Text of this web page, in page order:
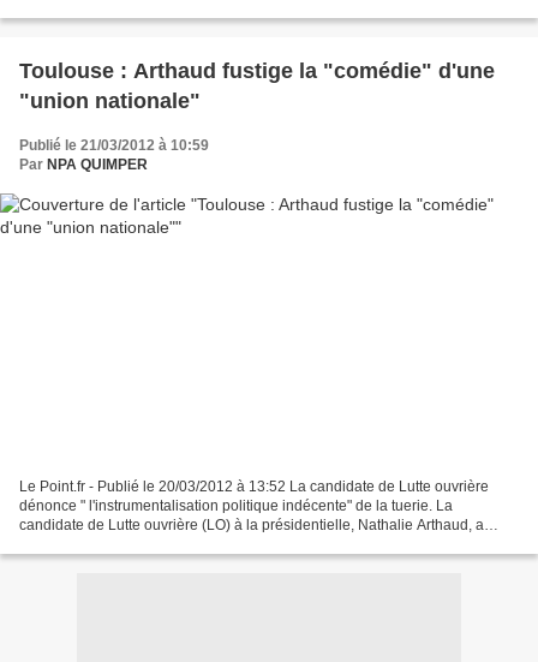
Toulouse : Arthaud fustige la "comédie" d'une
"union nationale"
Publié le 21/03/2012 à 10:59
Par NPA QUIMPER
Le Point.fr - Publié le 20/03/2012 à 13:52 La candidate de Lutte ouvrière
dénonce " l'instrumentalisation politique indécente" de la tuerie. La
candidate de Lutte ouvrière (LO) à la présidentielle, Nathalie Arthaud, a